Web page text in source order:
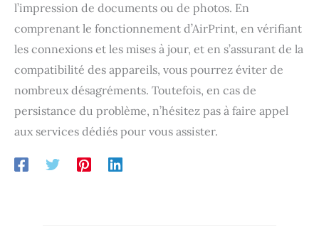
l’impression de documents ou de photos. En
comprenant le fonctionnement d’AirPrint, en vérifiant
les connexions et les mises à jour, et en s’assurant de la
compatibilité des appareils, vous pourrez éviter de
nombreux désagréments. Toutefois, en cas de
persistance du problème, n’hésitez pas à faire appel
aux services dédiés pour vous assister.